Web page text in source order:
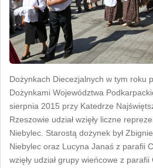
Dożynkach Diecezjalnych w tym roku
Dożynkami Województwa
sierpnia 2015 przy Katedrze
Rzeszowie udział wzięły liczne
Niebylec. Starostą dożynek był
Niebylec oraz Lucyna Janaś z parafii
wzięły udział grupy wieńcowe z